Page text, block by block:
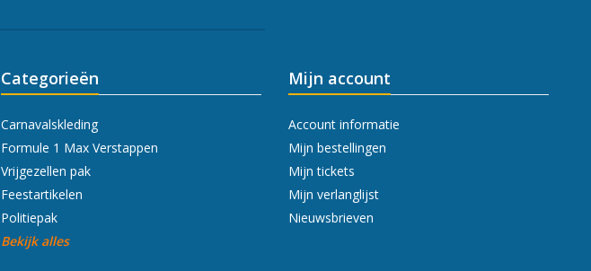
Categorieën
Carnavalskleding
Formule 1 Max Verstappen
Vrijgezellen pak
Feestartikelen
Politiepak
Bekijk alles
Mijn account
Account informatie
Mijn bestellingen
Mijn tickets
Mijn verlanglijst
Nieuwsbrieven